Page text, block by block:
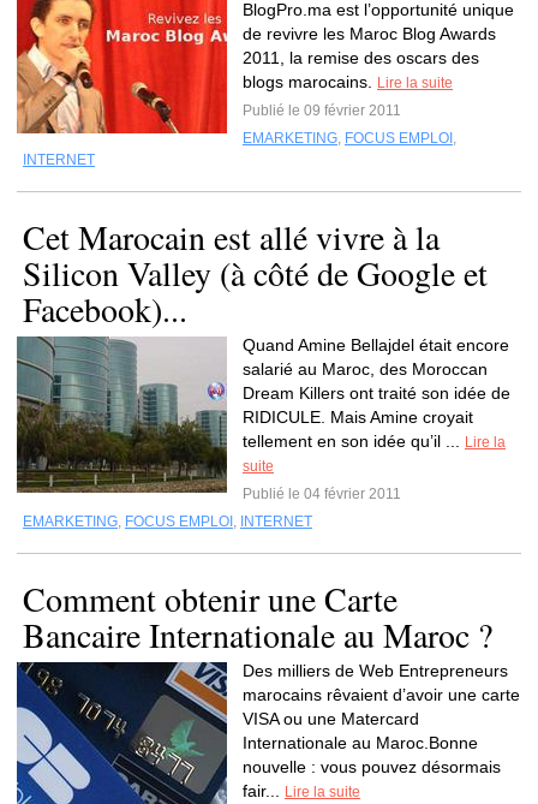
BlogPro.ma est l’opportunité unique
de revivre les Maroc Blog Awards
2011, la remise des oscars des
blogs marocains.
Lire la suite
Publié le 09 février 2011
EMARKETING, FOCUS EMPLOI ,
INTERNET
Cet Marocain est allé vivre à la
Silicon Valley (à côté de Google et
Facebook)...
Quand Amine Bellajdel était encore
salarié au Maroc, des Moroccan
Dream Killers ont traité son idée de
RIDICULE. Mais Amine croyait
tellement en son idée qu’il ...
Lire la
suite
Publié le 04 février 2011
EMARKETING, FOCUS EMPLOI , INTERNET
Comment obtenir une Carte
Bancaire Internationale au Maroc ?
Des milliers de Web Entrepreneurs
marocains rêvaient d’avoir une carte
VISA ou une Matercard
Internationale au Maroc.Bonne
nouvelle : vous pouvez désormais
fair...
Lire la suite